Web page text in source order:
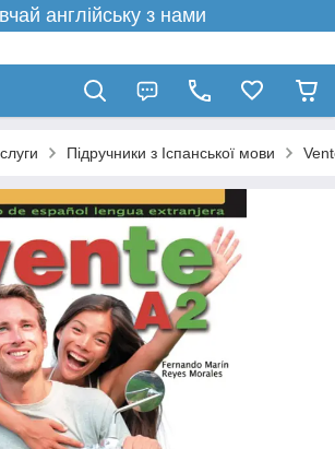
англійську з нами
Підручники з Іспанської мови